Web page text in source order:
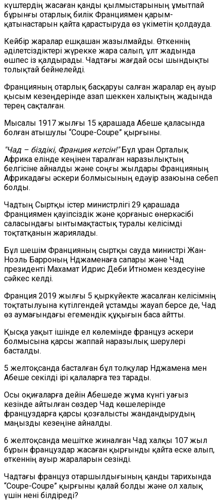
күштердің жасаған қанды қылмыстарының ұмытпай
бұрынғы отарлық билік Франциямен қарым-
қатынастарын қайта қарастыруда өз үкіметін қолдауда.
Кейбір жаралар ешқашан жазылмайды. Өткеннің
әділетсіздіктері жүрекке жара салып, ұлт жадында
өшпес із қалдырады. Чадтағы жағдай осы шындықты
толықтай бейнелейді.
Францияның отарлық басқаруы салған жаралар ең ауыр
қысым кезеңдерінде азап шеккен халықтың жадында
терең сақталған.
Мысалы 1917 жылғы 15 қарашада Абеше қаласында
болған атышулы “Coupe-Coupe” қырғыны.
"Чад – біздікі, Франция кетсін!"Бұл ұран Орталық
Африка елінде кеңінен таралған наразылықтың
белгісіне айналды және соңғы жылдары Францияның
Африкадағы әскери болмысының едәуір азаюына себеп
болды.
Чадтың Сыртқы істер министрлігі 29 қарашада
Франциямен қауіпсіздік және қорғаныс өнеркәсібі
саласындағы ынтымақтастық туралы келісімді
тоқтатқанын жариялады.
Бұл шешім Францияның сыртқы сауда министрі Жан-
Ноэль Барроның Нджаменаға сапары және Чад
президенті Махамат Идрис Деби Итномен кездесуіне
сәйкес келді.
Франция 2019 жылғы 5 қыркүйекте жасалған келісімнің
тоқтатылуына күтілгендей ұстамды жауап берсе де, Чад
өз аумағындағы егемендік құқығын баса айтты.
Қысқа уақыт ішінде ел көлемінде француз әскери
болмысына қарсы жаппай наразылық шерулері
басталды.
5 желтоқсанда басталған бұл толқулар Нджамена мен
Абеше секілді ірі қалаларға тез тарады.
Осы оқиғаларға дейін Абешеде жұма күнгі уағыз
кезінде айтылған сөздер Чад көшелерінде
француздарға қарсы қозғалысты жандандырудың
маңызды кезеңіне айналды.
6 желтоқсанда мешітке жиналған Чад халқы 107 жыл
бұрын француздар жасаған қырғынды қайта еске алып,
өткеннің ауыр жараларын сезінді.
Чадтағы француз отаршылдығының қанды тарихында
“Coupe-Coupe” қырғыны қалай болды және ол халық
үшін нені білдіреді?